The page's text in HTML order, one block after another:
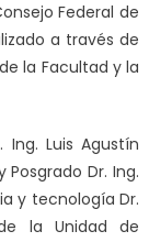
Federal de
a través de
la Facultad y la
Luis Agustín
Dr. Ing.
y tecnología Dr.
la Unidad de